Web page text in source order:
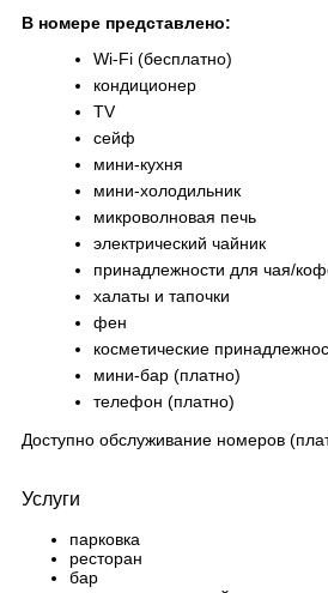
В номере представлено:
Wi-Fi (бесплатно)
кондиционер
TV
сейф
мини-кухня
мини-холодильник
микроволновая печь
электрический чайник
принадлежности для чая/
халаты и тапочки
фен
косметические
мини-бар (платно)
телефон (платно)
Доступно обслуживание номеров
Услуги
парковка
ресторан
бар